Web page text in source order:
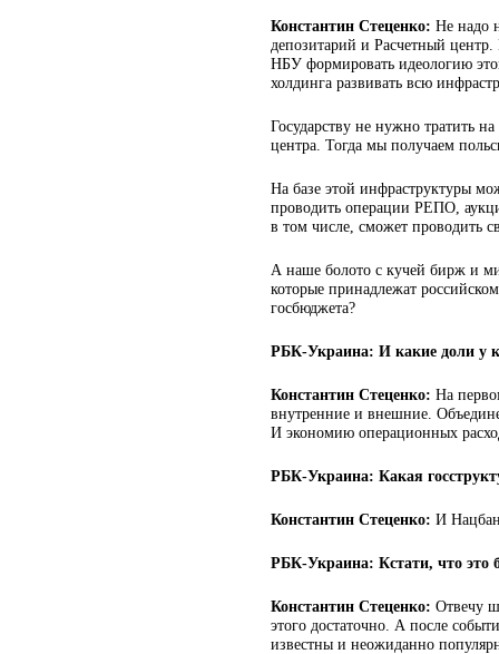
Константин Стеценко: Не надо
депозитарий и Расчетный
НБУ формировать идеологию
холдинга развивать всю
Государству не нужно тратить
центра. Тогда мы получаем
На базе этой инфраструктуры
проводить операции РЕПО,
в том числе, сможет проводить
А наше болото с кучей бирж и
которые принадлежат
госбюджета?
РБК-Украина: И какие доли у
Константин Стеценко: На
внутренние и внешние.
И экономию операционных
РБК-Украина: Какая
Константин Стеценко: И
РБК-Украина: Кстати, что это
Константин Стеценко: Отвечу
этого достаточно. А после
известны и неожиданно